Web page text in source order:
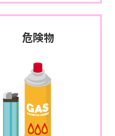
危険物